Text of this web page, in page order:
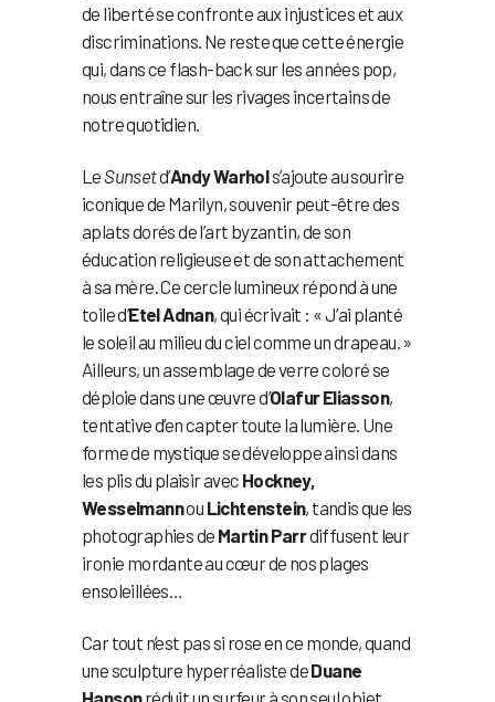
de liberté se confronte aux injustices et aux
discriminations. Ne reste que cette énergie
qui, dans ce flash-back sur les années pop,
nous entraîne sur les rivages incertains de
notre quotidien.
Le Sunsetd’Andy Warhols’ajoute au sourire
iconique de Marilyn, souvenir peut-être des
aplats dorés de l’art byzantin, de son
éducation religieuse et de son attachement
à sa mère. Ce cercle lumineux répond à une
toile d’Etel Adnan, qui écrivait : « J’ai planté
le soleil au milieu du ciel comme un drapeau. »
Ailleurs, un assemblage de verre coloré se
déploie dans une œuvre d’Olafur Eliasson,
tentative d’en capter toute la lumière. Une
forme de mystique se développe ainsi dans
les plis du plaisir avec Hockney,
Wesselmannou Lichtenstein, tandis que les
photographies de Martin Parrdiffusent leur
ironie mordante au cœur de nos plages
ensoleillées…
Car tout n’est pas si rose en ce monde, quand
une sculpture hyperréaliste deDuane
Hansonréduit un surfeur à son seul objet